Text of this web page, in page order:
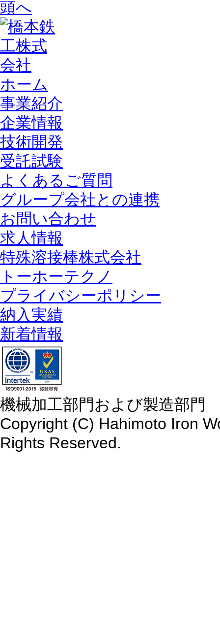
ホーム
事業紹介
企業情報
技術開発
受託試験
よくあるご質問
グループ会社との連携
お問い合わせ
求人情報
特殊溶接棒株式会社
トーホーテクノ
プライバシーポリシー
納入実績
新着情報
機械加工部門および製造部門
Copyright (C) Hahimoto Iron
Rights Reserved.